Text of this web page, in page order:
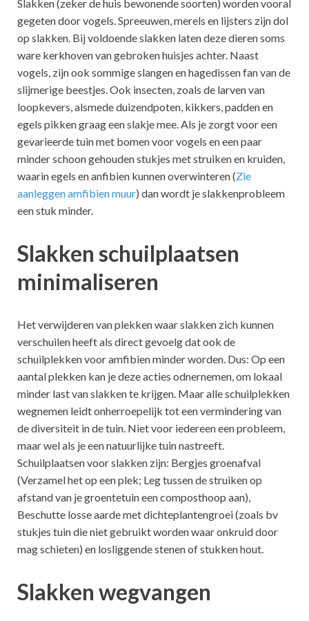
Slakken (zeker de huis bewonende soorten) worden vooral
gegeten door vogels. Spreeuwen, merels en lijsters zijn dol
op slakken. Bij voldoende slakken laten deze dieren soms
ware kerkhoven van gebroken huisjes achter. Naast
vogels, zijn ook sommige slangen en hagedissen fan van de
slijmerige beestjes. Ook insecten, zoals de larven van
loopkevers, alsmede duizendpoten, kikkers, padden en
egels pikken graag een slakje mee. Als je zorgt voor een
gevarieerde tuin met bomen voor vogels en een paar
minder schoon gehouden stukjes met struiken en kruiden,
waarin egels en anfibien kunnen overwinteren (Zie
aanleggen amfibien muur) dan wordt je slakkenprobleem
een stuk minder.
Slakken schuilplaatsen
minimaliseren
Het verwijderen van plekken waar slakken zich kunnen
verschuilen heeft als direct gevoelg dat ook de
schuilplekken voor amfibien minder worden. Dus: Op een
aantal plekken kan je deze acties odnernemen, om lokaal
minder last van slakken te krijgen. Maar alle schuilplekken
wegnemen leidt onherroepelijk tot een vermindering van
de diversiteit in de tuin. Niet voor iedereen een probleem,
maar wel als je een natuurlijke tuin nastreeft.
Schuilplaatsen voor slakken zijn: Bergjes groenafval
(Verzamel het op een plek; Leg tussen de struiken op
afstand van je groentetuin een composthoop aan),
Beschutte losse aarde met dichteplantengroei (zoals bv
stukjes tuin die niet gebruikt worden waar onkruid door
mag schieten) en losliggende stenen of stukken hout.
Slakken wegvangen